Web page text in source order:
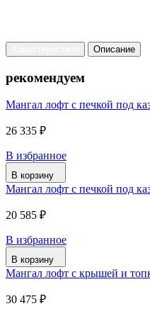
Описание
рекомендуем
Мангал лофт с печкой под
26 335 ₽
В избранное
В корзину
Мангал лофт с печкой под
20 585 ₽
В избранное
В корзину
Мангал лофт с крышей и
30 475 ₽